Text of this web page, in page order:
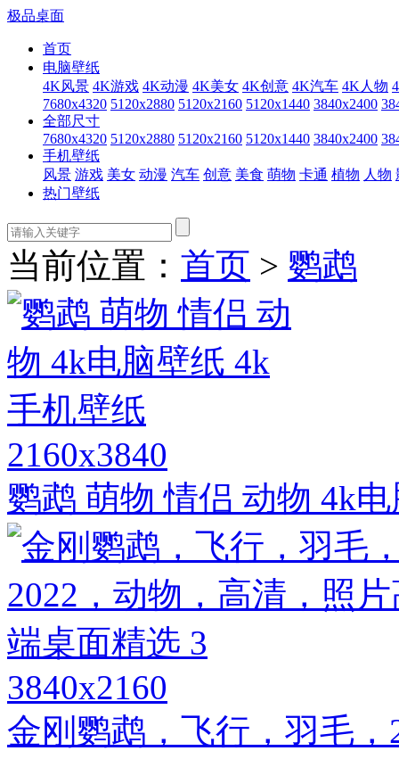
极品桌面
首页
电脑壁纸
4K风景 4K游戏 4K动漫 4K美女 4K创意 4K汽车 4K人物
7680x4320 5120x2880 5120x2160 5120x1440 3840x2400
全部尺寸
7680x4320 5120x2880 5120x2160 5120x1440 3840x2400
手机壁纸
风景 游戏 美女 动漫 汽车 创意 美食 萌物 卡通 植物 人物
热门壁纸
当前位置： 首页 > 鹦鹉
2160x3840
鹦鹉 萌物 情侣 动物 4k
3840x2160
金刚鹦鹉，飞行，羽毛